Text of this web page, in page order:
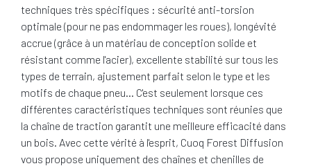
techniques très spécifiques : sécurité anti-torsion
optimale (pour ne pas endommager les roues), longévité
accrue (grâce à un matériau de conception solide et
résistant comme l'acier), excellente stabilité sur tous les
types de terrain, ajustement parfait selon le type et les
motifs de chaque pneu… C'est seulement lorsque ces
différentes caractéristiques techniques sont réunies que
la chaîne de traction garantit une meilleure efficacité dans
un bois. Avec cette vérité à l'esprit, Cuoq Forest Diffusion
vous propose uniquement des chaînes et chenilles de